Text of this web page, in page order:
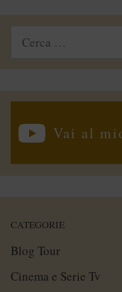
Ricerca
Vai al
CATEGORIE
Blog Tour
Cinema e Serie Tv